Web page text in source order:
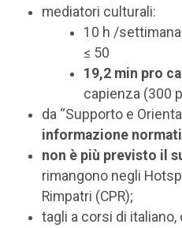
mediatori culturali:
10 h /
≤ 50
19,2 min pro
capienza (300
da “Supporto e
informazione
non è più previsto il
rimangono negli
Rimpatri (CPR);
tagli a corsi di